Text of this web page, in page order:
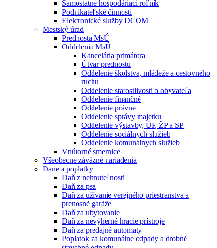
Samostatne hospodáriaci roľník
Podnikateľské činnosti
Elektronické služby DCOM
Mestský úrad
Prednosta MsÚ
Oddelenia MsÚ
Kancelária primátora
Útvar prednostu
Oddelenie školstva, mládeže a cestovného
ruchu
Oddelenie starostlivosti o obyvateľa
Oddelenie finančné
Oddelenie právne
Oddelenie správy majetku
Oddelenie výstavby, ÚP, ŽP a SP
Oddelenie sociálnych služieb
Oddelenie komunálnych služieb
Vnútorné smernice
Všeobecne záväzné nariadenia
Dane a poplatky
Daň z nehnuteľností
Daň za psa
Daň za užívanie verejného priestranstva a
prenosné garáže
Daň za ubytovanie
Daň za nevýherné hracie prístroje
Daň za predajné automaty
Poplatok za komunálne odpady a drobné